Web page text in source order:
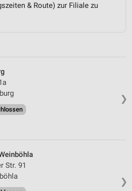
& Route) zur Filiale zu
❯
❯
Str. 91